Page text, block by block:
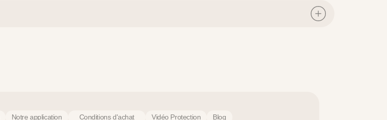
Notre application Conditions d'achat Vidéo Protection Blog